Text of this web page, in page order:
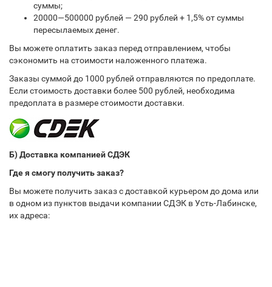
суммы;
20000—500000 рублей — 290 рублей + 1,5% от суммы
пересылаемых денег.
Вы можете оплатить заказ перед отправлением, чтобы
сэкономить на стоимости наложенного платежа.
Заказы суммой до 1000 рублей отправляются по предоплате.
Если стоимость доставки более 500 рублей, необходима
предоплата в размере стоимости доставки.
Б) Доставка компанией СДЭК
Где я смогу получить заказ?
Вы можете получить заказ с доставкой курьером до дома или
в одном из пунктов выдачи компании СДЭК в Усть-Лабинске,
их адреса: